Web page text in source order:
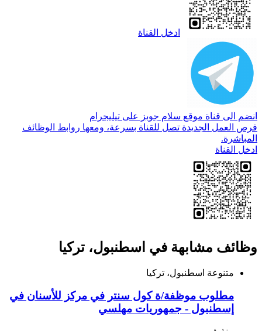
ادخل القناة
انضم الى قناة موقع سلام جوبز على تيليجرام
فرص العمل الجديدة تصل للقناة بسرعة، ومعها روابط الوظائف
المباشرة.
ادخل القناة
وظائف مشابهة في اسطنبول، تركيا
متنوعة اسطنبول، تركيا
مطلوب موظفة/ة كول سنتر في مركز للأسنان في
إسطنبول - جمهوريات مهلسي